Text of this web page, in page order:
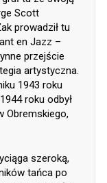
Scott
prowadził tu
en Jazz –
przejście
artystyczna.
1943 roku
roku odbył
Obremskiego,
szeroką,
tańca po